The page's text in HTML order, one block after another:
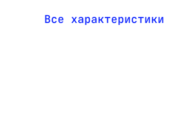
Все характеристики